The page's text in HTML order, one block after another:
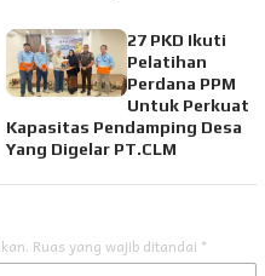
27 PKD Ikuti
Pelatihan
Perdana PPM
Untuk Perkuat
Kapasitas Pendamping Desa
Yang Digelar PT.CLM
Ruas yang wajib ditandai *